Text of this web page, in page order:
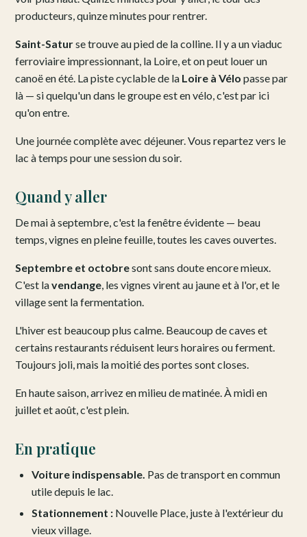
producteurs, quinze minutes pour rentrer.
Saint-Saturse trouve au pied de la colline. Il y a un viaduc
ferroviaire impressionnant, la Loire, et on peut louer un
canoë en été. La piste cyclable de la Loire à Vélo passe par
là — si quelqu'un dans le groupe est en vélo, c'est par ici
qu'on entre.
Une journée complète avec déjeuner. Vous repartez vers le
lac à temps pour une session du soir.
Quand y aller
De mai à septembre, c'est la fenêtre évidente — beau
temps, vignes en pleine feuille, toutes les caves ouvertes.
Septembre et octobresont sans doute encore mieux.
C'est lavendange, les vignes virent au jaune et à l'or, et le
village sent la fermentation.
L'hiver est beaucoup plus calme. Beaucoup de caves et
certains restaurants réduisent leurs horaires ou ferment.
Toujours joli, mais la moitié des portes sont closes.
En haute saison, arrivez en milieu de matinée. À midi en
juillet et août, c'est plein.
En pratique
Voiture indispensable. Pas de transport en commun
utile depuis le lac.
Stationnement : Nouvelle Place, juste à l'extérieur du
vieux village.